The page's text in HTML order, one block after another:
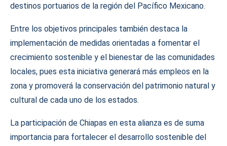
destinos portuarios de la región del Pacífico Mexicano.
Entre los objetivos principales también destaca la
implementación de medidas orientadas a fomentar el
crecimiento sostenible y el bienestar de las comunidades
locales, pues esta iniciativa generará más empleos en la
zona y promoverá la conservación del patrimonio natural y
cultural de cada uno de los estados.
La participación de Chiapas en esta alianza es de suma
importancia para fortalecer el desarrollo sostenible del